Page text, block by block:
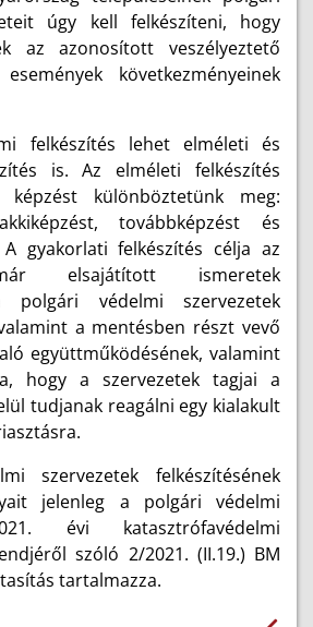
úgy kell felkészíteni, hogy
az azonosított veszélyeztető
következményeinek
felkészítés lehet elméleti és
is. Az elméleti felkészítés
különböztetünk meg:
továbbképzést és
gyakorlati felkészítés célja az
elsajátított ismeretek
polgári védelmi szervezetek
a mentésben részt vevő
együttműködésének, valamint
hogy a szervezetek tagjai a
tudjanak reagálni egy kialakult
szervezetek felkészítésének
jelenleg a polgári védelmi
évi katasztrófavédelmi
szóló 2/2021. (II.19.) BM
tartalmazza.